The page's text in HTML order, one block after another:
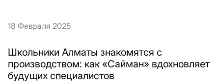
18 Февраля 2025
Школьники Алматы знакомятся с
производством: как «Сайман» вдохновляет
будущих специалистов